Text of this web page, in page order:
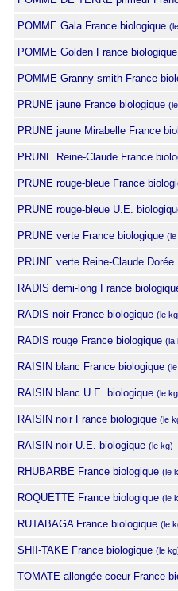
POMME Gala France biologique
POMME Golden France biologique
POMME Granny smith France
PRUNE jaune France biologique
PRUNE jaune Mirabelle France
PRUNE Reine-Claude France
PRUNE rouge-bleue France
PRUNE rouge-bleue U.E.
PRUNE verte France biologique (le
PRUNE verte Reine-Claude
RADIS demi-long France
RADIS noir France biologique (le
RADIS rouge France biologique (la
RAISIN blanc France biologique
RAISIN blanc U.E. biologique (le
RAISIN noir France biologique (le
RAISIN noir U.E. biologique (le kg)
RHUBARBE France biologique (le
ROQUETTE France biologique (le
RUTABAGA France biologique (le
SHII-TAKE France biologique (le
TOMATE allongée coeur France